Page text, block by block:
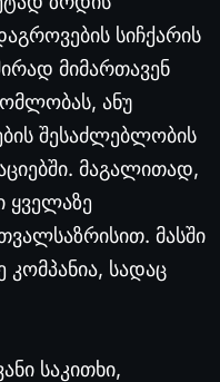
სიჩქარის
მიმართავენ
ანუ
შესაძლებლობის
მაგალითად,
ყველაზე
მასში
კომპანია, სადაც
საკითხი,